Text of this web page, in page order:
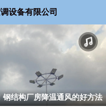
设备有限公司
结构厂房降温通风的好方法